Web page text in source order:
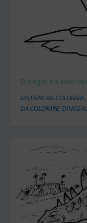
Disegni da
DISEGNI DA COLORARE
DA COLORARE: